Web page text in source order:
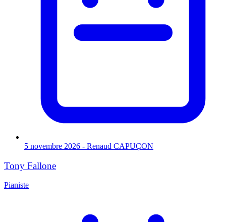
5 novembre 2026 - Renaud CAPUÇON
Tony Fallone
Pianiste